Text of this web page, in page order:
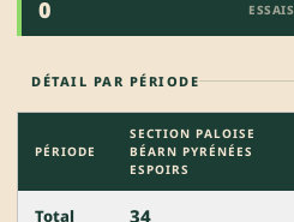
0 ESSAIS
DÉTAIL PAR PÉRIODE
PÉRIODE
SECTION PALOISE
BÉARN PYRÉNÉES
ESPOIRS
Total 34